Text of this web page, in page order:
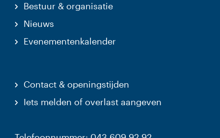
Bestuur & organisatie
Nieuws
Evenementenkalender
Contact & openingstijden
Iets melden of overlast aangeven